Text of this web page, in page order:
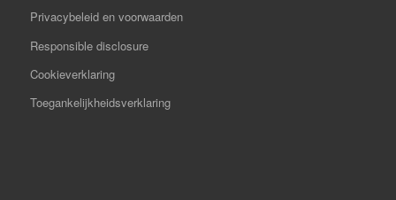
Privacybeleid en voorwaarden
Responsible disclosure
Cookieverklaring
Toegankelijkheidsverklaring